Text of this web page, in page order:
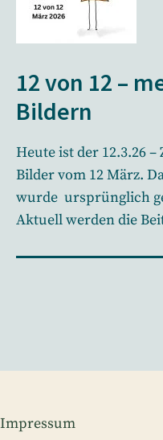
12 von 12 –
Bildern
Heute ist der 12.3.26 –
Bilder vom 12 März.
wurde ursprünglich
Aktuell werden die
Impressum